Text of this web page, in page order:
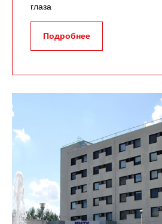
глаза
Подробнее